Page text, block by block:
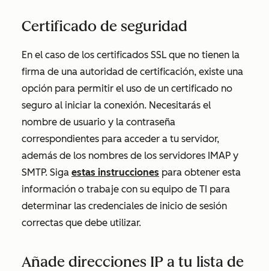
Certificado de seguridad
En el caso de los certificados SSL que no tienen la
firma de una autoridad de certificación, existe una
opción para permitir el uso de un certificado no
seguro al iniciar la conexión. Necesitarás el
nombre de usuario y la contraseña
correspondientes para acceder a tu servidor,
además de los nombres de los servidores IMAP y
SMTP. Siga estas instrucciones para obtener esta
información o trabaje con su equipo de TI para
determinar las credenciales de inicio de sesión
correctas que debe utilizar.
Añade direcciones IP a tu lista de